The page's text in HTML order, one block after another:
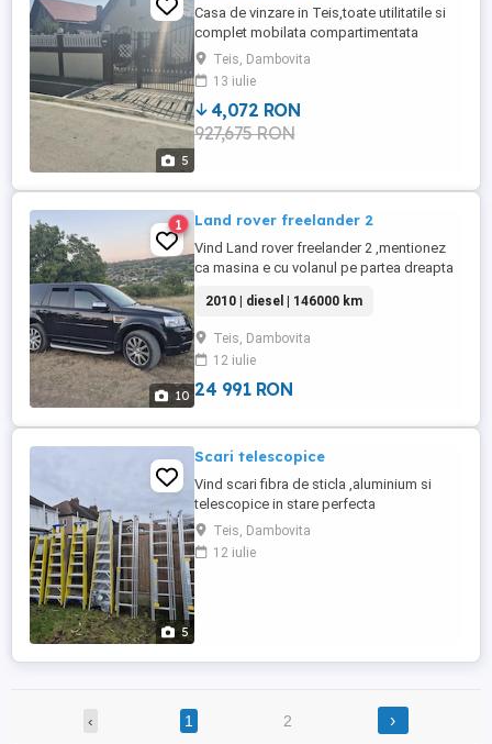
5
Casa de vinzare in Teis,toate utilitatile si
complet mobilata compartimentata
astfel:jos 3 camera
Teis, Dambovita
13 iulie
4,072 RON
927,675 RON
10
1 Land rover freelander 2
Vind Land rover freelander 2 ,mentionez
ca masina e cu volanul pe partea dreapta
proprietar la masina,accept or ce text la
masina pt m.ai multe inf: WhatsApp
2010 | diesel | 146000 km
Teis, Dambovita
12 iulie
24 991 RON
5
Scari telescopice
Vind scari fibra de sticla ,aluminium si
telescopice in stare perfecta
Teis, Dambovita
12 iulie
‹ 1 2 ›